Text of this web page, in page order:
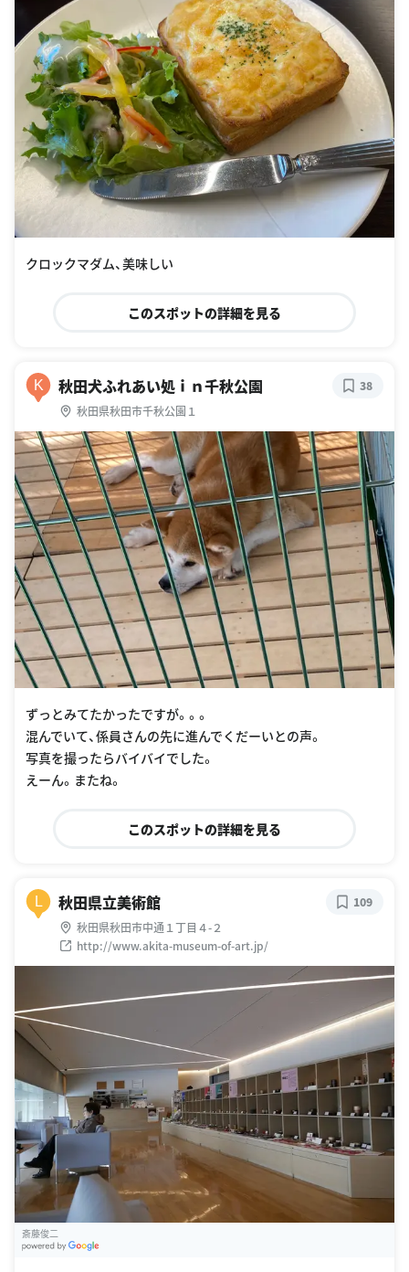
クロックマダム、美味しい
このスポットの詳細を見る
K 秋田犬ふれあい処ｉｎ千秋公園
秋田県秋田市千秋公園１
38
ずっとみてたかったですが。。。
混んでいて、係員さんの先に進んでくだーいとの声。
写真を撮ったらバイバイでした。
えーん。またね。
このスポットの詳細を見る
L 秋田県立美術館
秋田県秋田市中通１丁目４-２
http://www.akita-museum-of-art.jp/
109
斎藤俊二